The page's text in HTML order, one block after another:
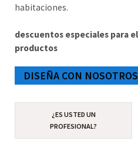
habitaciones.
descuentos especiales para
productos
DISEÑA CON NOSOTROS
¿ES USTED UN
PROFESIONAL?